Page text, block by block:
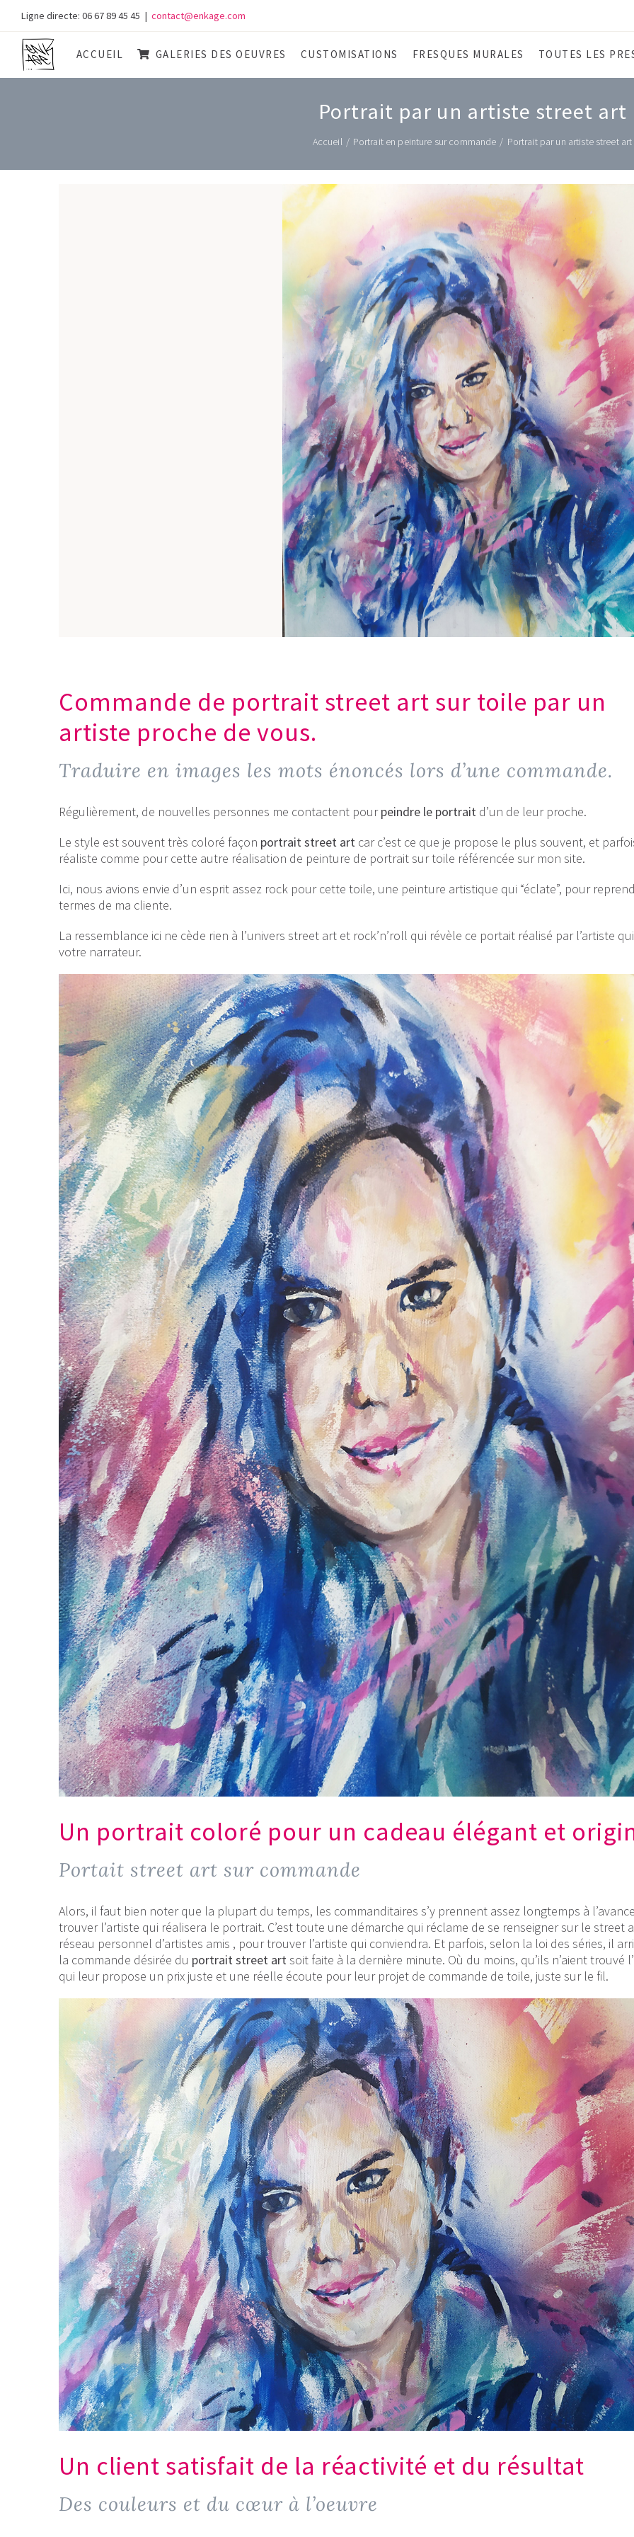
content
Ligne directe: 06 67 89 45 45 | contact@enkage.com
ACCUEIL GALERIES DES OEUVRES CUSTOMISATIONS FRESQUES MURALES TOUTES LES
Portrait par un artiste street art
Accueil / Portrait en peinture sur commande / Portrait par un artiste street art
Commande de portrait street art sur toile par un
artiste proche de vous.
Traduire en images les mots énoncés lors d’une commande.
Régulièrement, de nouvelles personnes me contactent pourpeindre le portraitd’un de leur proche.
Le style est souvent très coloré façon portrait street artcar c’est ce que je propose le plus souvent, et
réaliste comme pour cette autre réalisation de peinture de portrait sur toile référencée sur mon site.
Ici, nous avions envie d’un esprit assez rock pour cette toile, une peinture artistique qui “éclate”, pour
termes de ma cliente.
La ressemblance ici ne cède rien à l’univers street art et rock’n’roll qui révèle ce portait réalisé par l’artiste
votre narrateur.
Un portrait coloré pour un cadeau élégant et
Portait street art sur commande
Alors, il faut bien noter que la plupart du temps, les commanditaires s’y prennent assez longtemps à
trouver l’artiste qui réalisera le portrait. C’est toute une démarche qui réclame de se renseigner sur le street
réseau personnel d’artistes amis , pour trouver l’artiste qui conviendra. Et parfois, selon la loi des séries, il
la commande désirée du portrait street artsoit faite à la dernière minute. Où du moins, qu’ils n’aient trouvé
qui leur propose un prix juste et une réelle écoute pour leur projet de commande de toile, juste sur le fil.
Un client satisfait de la réactivité et du résultat
Des couleurs et du cœur à l’oeuvre